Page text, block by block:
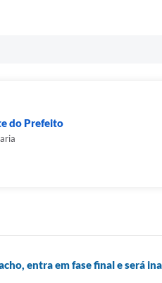
do Prefeito
entra em fase final e será